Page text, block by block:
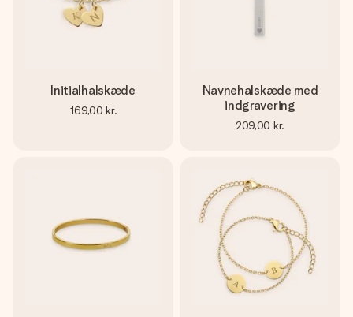
Initialhalskæde
169,00 kr.
Navnehalskæde med
indgravering
209,00 kr.